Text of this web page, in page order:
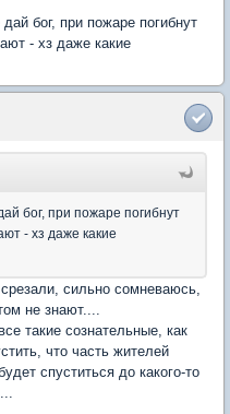
бог, при пожаре погибнут
- хз даже какие
бог, при пожаре погибнут
- хз даже какие
сильно сомневаюсь,
не знают....
такие сознательные, как
что часть жителей
спуститься до какого-то